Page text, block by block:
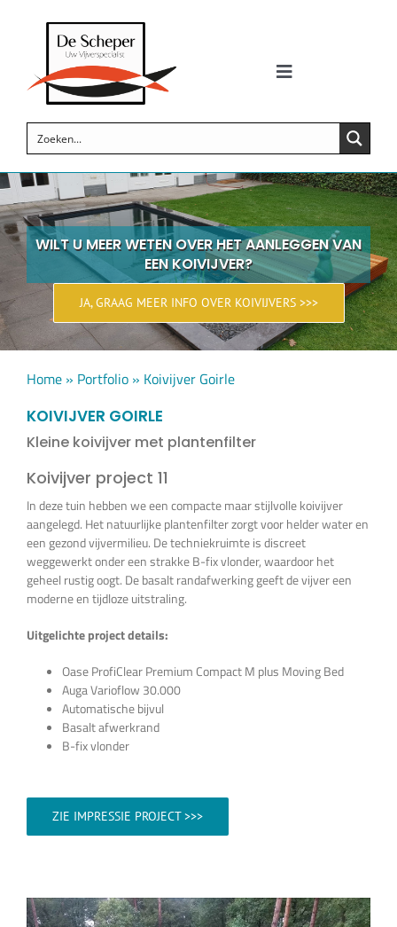
Toggle
Siervijvers
Koi vijvers
Vijverproducten
Wellness
Vijverplanten
Koi’s en siervissen
Waterkwaliteit
Impressie
Contact
Onze Webshop >>>
WILT U MEER WETEN OVER HET AANLEGGEN VAN
EEN KOIVIJVER?
JA, GRAAG MEER INFO OVER KOIVIJVERS >>>
Home» Portfolio» Koivijver Goirle
KOIVIJVER GOIRLE
Kleine koivijver met plantenfilter
Koivijver project 11
In deze tuin hebben we een compacte maar stijlvolle koivijver
aangelegd. Het natuurlijke plantenfilter zorgt voor helder water en
een gezond vijvermilieu. De techniekruimte is discreet
weggewerkt onder een strakke B-fix vlonder, waardoor het
geheel rustig oogt. De basalt randafwerking geeft de vijver een
moderne en tijdloze uitstraling.
Uitgelichte project details:
Oase ProfiClear Premium Compact M plus Moving Bed
Auga Varioflow 30.000
Automatische bijvul
Basalt afwerkrand
B-fix vlonder
ZIE IMPRESSIE PROJECT >>>